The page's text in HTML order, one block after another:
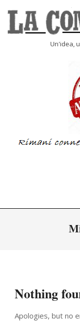
content
Un'idea,
Navigation
Nothing
Apologies, but no